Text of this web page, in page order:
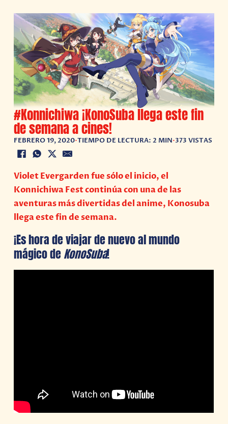
#Konnichiwa ¡KonoSuba llega este fin
de semana a cines!
FEBRERO 19, 2020•TIEMPO DE LECTURA: 2 MIN•373 VISTAS
Violet Evergarden fue sólo el inicio, el
Konnichiwa Fest continúa con una de las
aventuras más divertidas del anime, Konosuba
llega este fin de semana.
¡Es hora de viajar de nuevo al mundo
mágico deKonoSuba!